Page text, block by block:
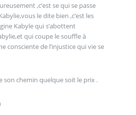
,c’est se qui se passe
le dite bien ,c’est les
Kabyle qui s’abottent
qui coupe le souffle à
consciente de l’injustice qui vie se
son chemin quelque soit le prix .